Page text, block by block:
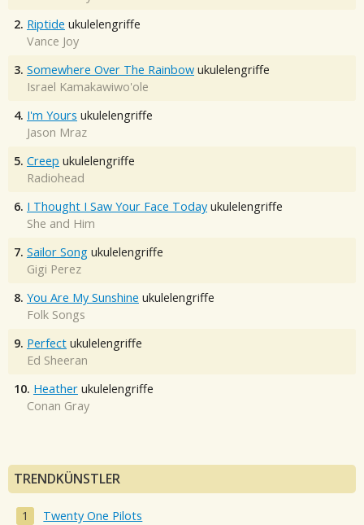
2. Riptide ukulelengriffe
Vance Joy
3. Somewhere Over The Rainbow ukulelengriffe
Israel Kamakawiwo'ole
4. I'm Yours ukulelengriffe
Jason Mraz
5. Creep ukulelengriffe
Radiohead
6. I Thought I Saw Your Face Today ukulelengriffe
She and Him
7. Sailor Song ukulelengriffe
Gigi Perez
8. You Are My Sunshine ukulelengriffe
Folk Songs
9. Perfect ukulelengriffe
Ed Sheeran
10. Heather ukulelengriffe
Conan Gray
TRENDKÜNSTLER
Twenty One Pilots